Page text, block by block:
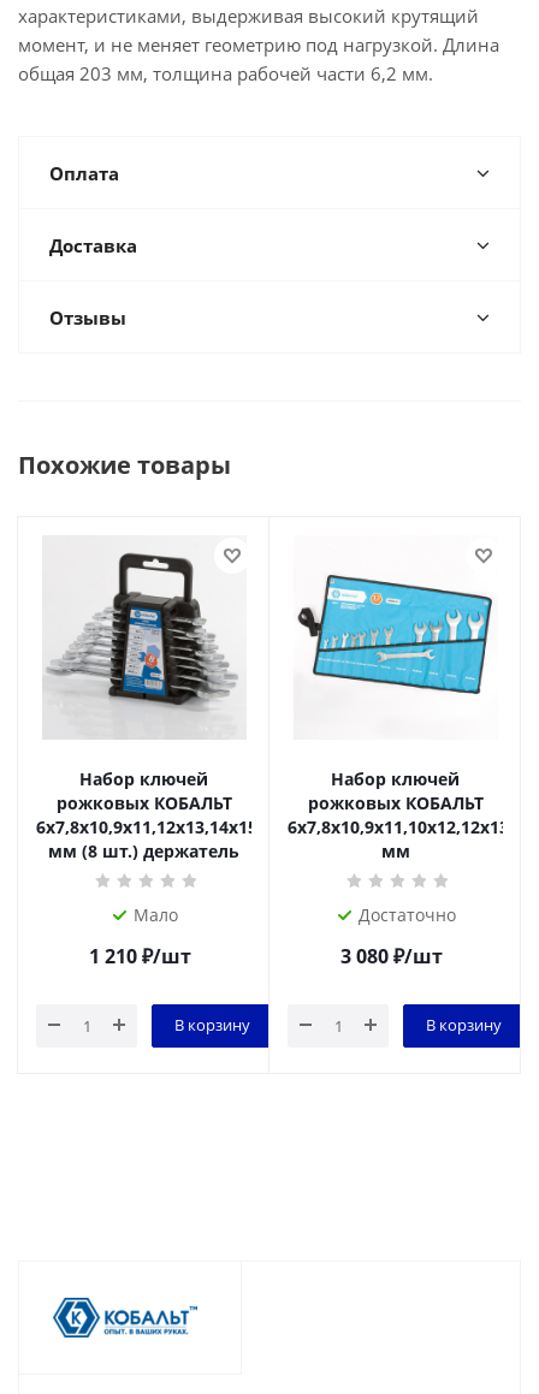
характеристиками, выдерживая высокий крутящий
момент, и не меняет геометрию под нагрузкой. Длина
общая 203 мм, толщина рабочей части 6,2 мм.
Оплата
Доставка
Отзывы
Похожие товары
Набор ключей
рожковых КОБАЛЬТ
6x7,8x10,9x11,12x13,14x15,16x17,18x19,20x22
мм (8 шт.) держатель
Мало
1 210₽/шт
В корзину
Набор ключей
рожковых КОБАЛЬТ
мм
Достаточно
3 080₽/шт
В корзину